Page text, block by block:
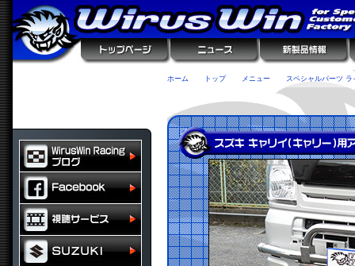
ホーム トップ メニュー スペシャルパーツ ラ